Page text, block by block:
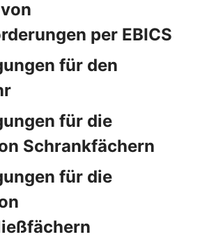
per EBICS
für den
für die
Schrankfächern
für die